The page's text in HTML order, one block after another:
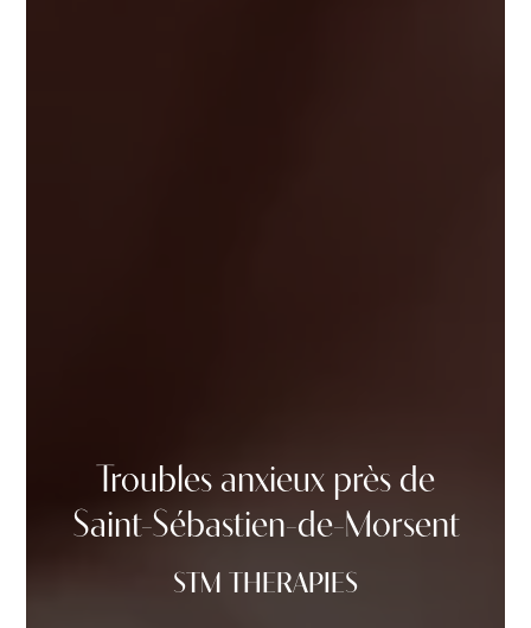
Troubles anxieux près de
Saint-Sébastien-de-Morsent
STM THERAPIES